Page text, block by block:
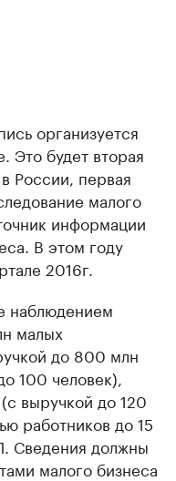
организуется
Это будет вторая
России, первая
малого
информации
В этом году
2016г.
наблюдением
малых
до 800 млн
100 человек),
выручкой до 120
работников до 15
Сведения должны
малого бизнеса